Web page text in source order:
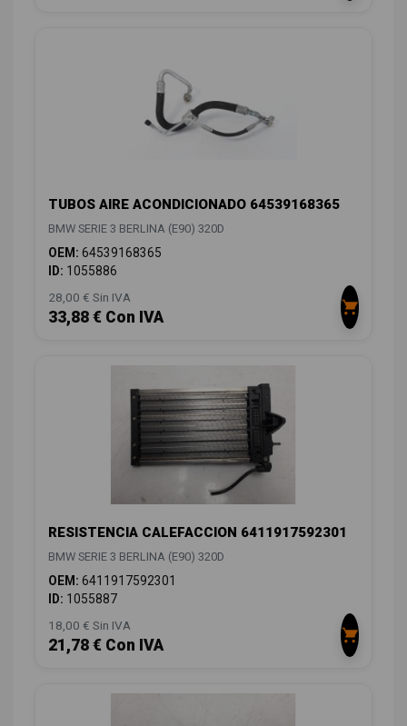
TUBOS AIRE ACONDICIONADO 64539168365
BMW SERIE 3 BERLINA (E90) 320D
OEM: 64539168365
ID: 1055886
28,00 € Sin IVA
33,88 € Con IVA
RESISTENCIA CALEFACCION 6411917592301
BMW SERIE 3 BERLINA (E90) 320D
OEM: 6411917592301
ID: 1055887
18,00 € Sin IVA
21,78 € Con IVA